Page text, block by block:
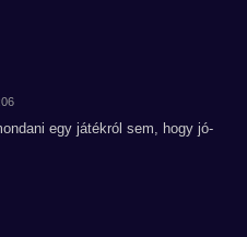
egy játékról sem, hogy jó-